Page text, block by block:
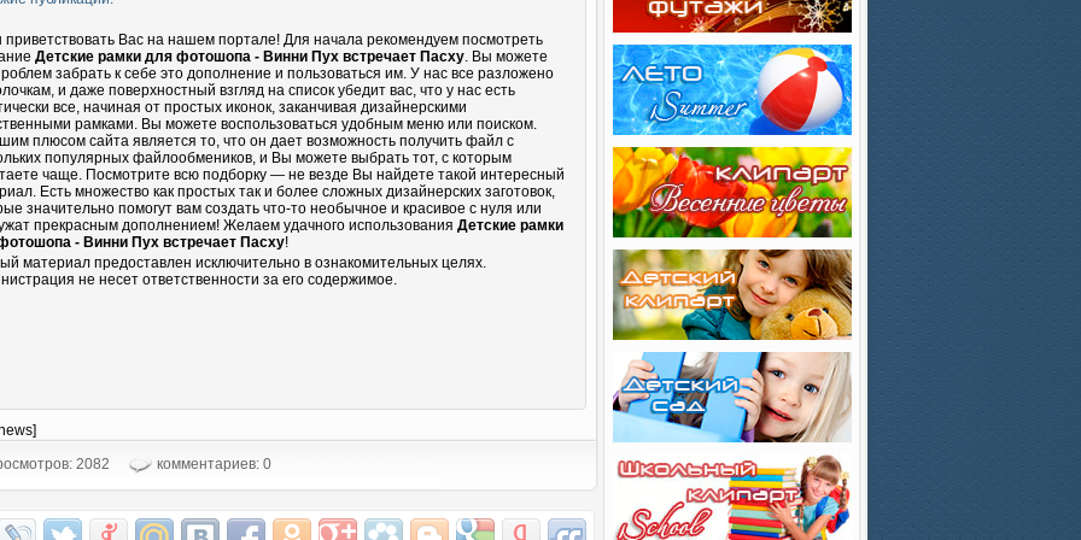
Вас на нашем портале! Для начала рекомендуем посмотреть
Детские рамки для фотошопа - Винни Пух встречает Пасху. Вы можете
забрать к себе это дополнение и пользоваться им. У нас все разложено
и даже поверхностный взгляд на список убедит вас, что у нас есть
все, начиная от простых иконок, заканчивая дизайнерскими
рамками. Вы можете воспользоваться удобным меню или поиском.
плюсом сайта является то, что он дает возможность получить файл с
популярных файлообмеников, и Вы можете выбрать тот, с которым
чаще. Посмотрите всю подборку — не везде Вы найдете такой интересный
Есть множество как простых так и более сложных дизайнерских заготовок,
значительно помогут вам создать что-то необычное и красивое с нуля или
прекрасным дополнением! Желаем удачного использования Детские рамки
- Винни Пух встречает Пасху!
материал предоставлен исключительно в ознакомительных целях.
не несет ответственности за его содержимое.
2082
комментариев: 0